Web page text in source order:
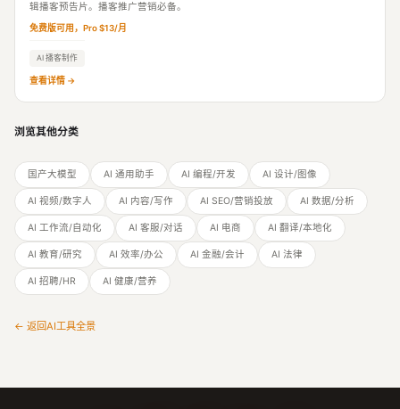
辑播客预告片。播客推广营销必备。
免费版可用，Pro $13/月
AI 播客制作
查看详情 →
浏览其他分类
国产大模型 AI 通用助手 AI 编程/开发 AI 设计/图像
AI 视频/数字人 AI 内容/写作 AI SEO/营销投放 AI 数据/分析
AI 工作流/自动化 AI 客服/对话 AI 电商 AI 翻译/本地化
AI 教育/研究 AI 效率/办公 AI 金融/会计 AI 法律
AI 招聘/HR AI 健康/营养
← 返回AI工具全景